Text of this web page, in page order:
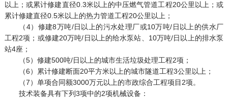
以上；或累计修建直径0.3米以上的中压燃气管道工程20公里以上；或
累计修建直径0.5米以上的热力管道工程20公里以上；
（4）修建8万吨/日以上的污水处理厂或10万吨/日以上的供水厂
工程2项；或修建20万吨/日以上的给水泵站、10万吨/日以上的排水泵
站4座；
（5）修建500吨/日以上的城市生活垃圾处理工程2项；
（6）累计修建断面20平方米以上的城市隧道工程3公里以上；
（7）单项合同额3000万元以上的市政综合工程项目2项。
技术装备具有下列3项中的2项机械设备：